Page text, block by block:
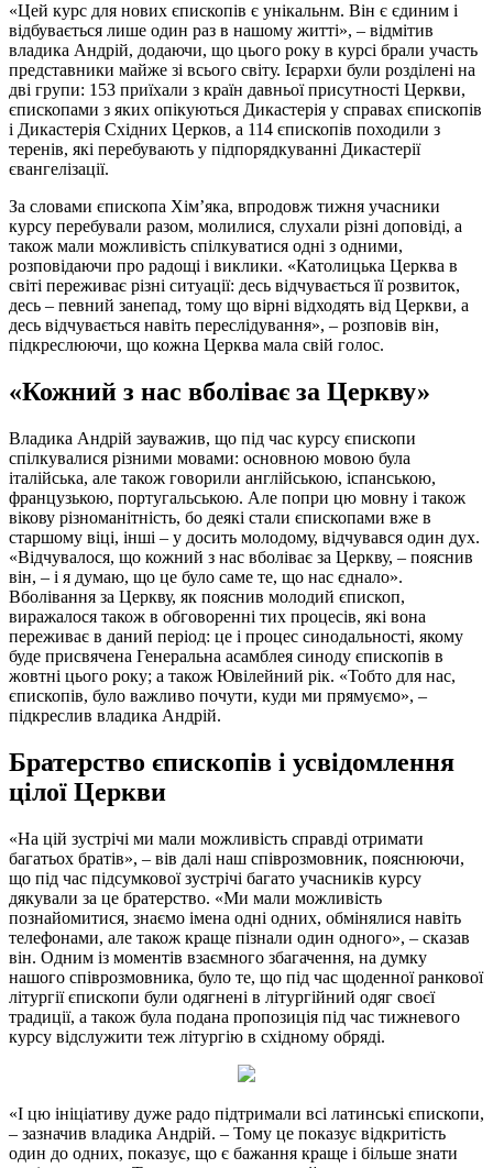
«Цей курс для нових єпископів є унікальнм. Він є єдиним і
відбувається лише один раз в нашому житті», – відмітив
владика Андрій, додаючи, що цього року в курсі брали участь
представники майже зі всього світу. Ієрархи були розділені на
дві групи: 153 приїхали з країн давньої присутності Церкви,
єпископами з яких опікуються Дикастерія у справах єпископів
і Дикастерія Східних Церков, а 114 єпископів походили з
теренів, які перебувають у підпорядкуванні Дикастерії
євангелізації.
За словами єпископа Хімʼяка, впродовж тижня учасники
курсу перебували разом, молилися, слухали різні доповіді, а
також мали можливість спілкуватися одні з одними,
розповідаючи про радощі і виклики. «Католицька Церква в
світі переживає різні ситуації: десь відчувається її розвиток,
десь – певний занепад, тому що вірні відходять від Церкви, а
десь відчувається навіть переслідування», – розповів він,
підкреслюючи, що кожна Церква мала свій голос.
«Кожний з нас вболіває за Церкву»
Владика Андрій зауважив, що під час курсу єпископи
спілкувалися різними мовами: основною мовою була
італійська, але також говорили англійською, іспанською,
французькою, португальською. Але попри цю мовну і також
вікову різноманітність, бо деякі стали єпископами вже в
старшому віці, інші – у досить молодому, відчувався один дух.
«Відчувалося, що кожний з нас вболіває за Церкву, – пояснив
він, – і я думаю, що це було саме те, що нас єднало».
Вболівання за Церкву, як пояснив молодий єпископ,
виражалося також в обговоренні тих процесів, які вона
переживає в даний період: це і процес синодальності, якому
буде присвячена Генеральна асамблея синоду єпископів в
жовтні цього року; а також Ювілейний рік. «Тобто для нас,
єпископів, було важливо почути, куди ми прямуємо», –
підкреслив владика Андрій.
Братерство єпископів і усвідомлення
цілої Церкви
«На цій зустрічі ми мали можливість справді отримати
багатьох братів», – вів далі наш співрозмовник, пояснюючи,
що під час підсумкової зустрічі багато учасників курсу
дякували за це братерство. «Ми мали можливість
познайомитися, знаємо імена одні одних, обмінялися навіть
телефонами, але також краще пізнали один одного», – сказав
він. Одним із моментів взаємного збагачення, на думку
нашого співрозмовника, було те, що під час щоденної ранкової
літургії єпископи були одягнені в літургійний одяг своєї
традиції, а також була подана пропозиція під час тижневого
курсу відслужити теж літургію в східному обряді.
«І цю ініціативу дуже радо підтримали всі латинські єпископи,
– зазначив владика Андрій. – Тому це показує відкритість
один до одних, показує, що є бажання краще і більше знати